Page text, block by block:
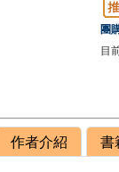
團
目
作者介紹 書